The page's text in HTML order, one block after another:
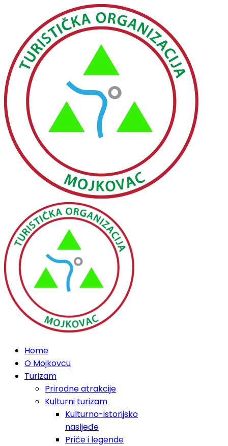
Home
O Mojkovcu
Turizam
Prirodne atrakcije
Kulturni turizam
Kulturno-istorijsko
nasljeđe
Priče i legende